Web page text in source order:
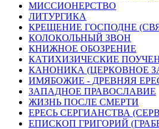
МИССИОНЕРСТВО
ЛИТУРГИКА
КРЕЩЕНИЕ ГОСПОДНЕ
КОЛОКОЛЬНЫЙ ЗВОН
КНИЖНОЕ ОБОЗРЕНИЕ
КАТИХИЗИЧЕСКИЕ
КАНОНИКА (ЦЕРКОВНОЕ
ИМЯБОЖИЕ - ДРЕВНЯЯ
ЗАПАДНОЕ ПРАВОСЛАВИЕ
ЖИЗНЬ ПОСЛЕ СМЕРТИ
ЕРЕСЬ СЕРГИАНСТВА
ЕПИСКОП ГРИГОРИЙ